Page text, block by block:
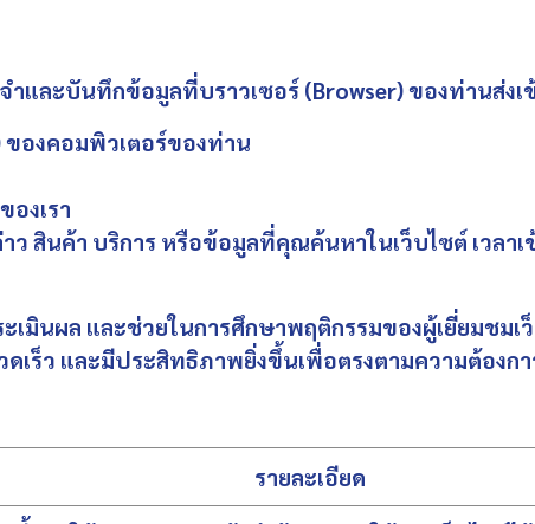
จำและบันทึกข้อมูลที่บราวเซอร์ (Browser) ของท่านส่ง
ของคอมพิวเตอร์ของท่าน
งเรา
สินค้า บริการ หรือข้อมูลที่คุณค้นหาในเว็บไซต์ เวลา
เมินผล และช่วยในการศึกษาพฤติกรรมของผู้เยี่ยมชมเ
เร็ว และมีประสิทธิภาพยิ่งขึ้นเพื่อตรงตามความต้องก
รายละเอียด